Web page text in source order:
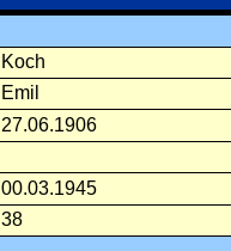
Koch
Emil
27.06.1906
00.03.1945
38